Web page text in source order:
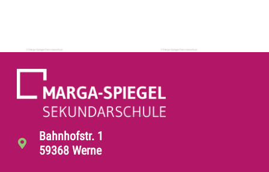
Bahnhofstr. 1
59368 Werne